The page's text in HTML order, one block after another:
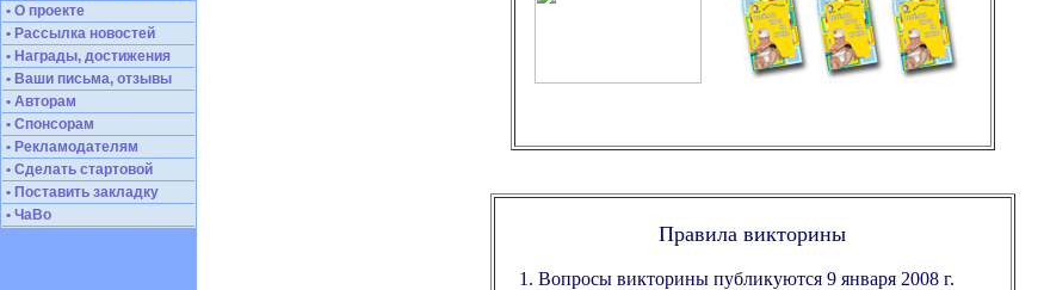
• О проекте
• Рассылка новостей
• Награды, достижения
• Ваши письма, отзывы
• Авторам
• Спонсорам
• Рекламодателям
• Сделать стартовой
• Поставить закладку
• ЧаВо
Правила викторины
1. Вопросы викторины публикуются 9 января 2008 г.